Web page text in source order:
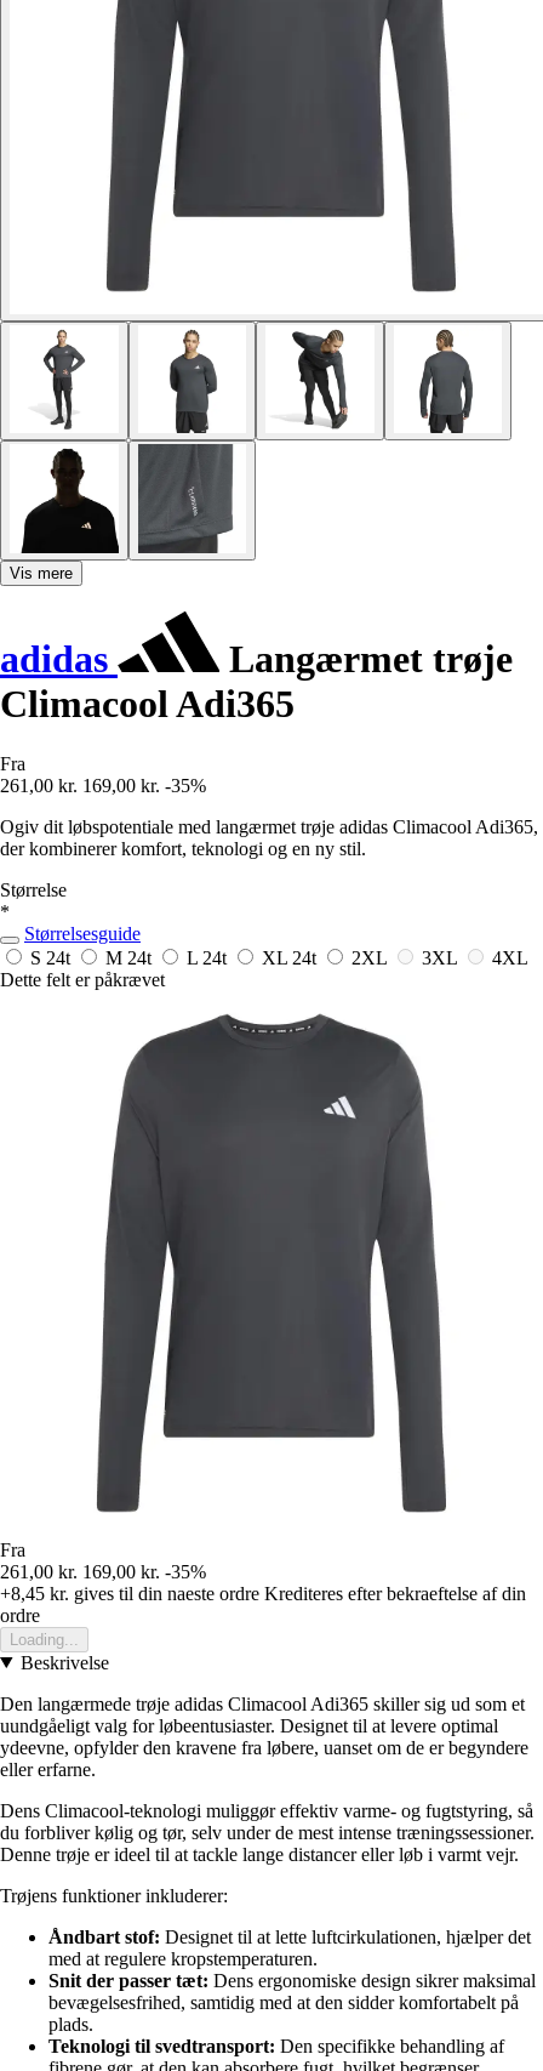
Vis mere
adidas
Langærmet trøje
Climacool Adi365
Fra
261,00 kr. 169,00 kr. -35%
Ogiv dit løbspotentiale med langærmet trøje adidas Climacool Adi365,
der kombinerer komfort, teknologi og en ny stil.
Størrelse
*
Størrelsesguide
S 24t M 24t L 24t XL 24t 2XL 3XL
4XL
Dette felt er påkrævet
Fra
261,00 kr. 169,00 kr. -35%
+8,45 kr. gives til din naeste ordre Krediteres efter bekraeftelse af din
ordre
Loading...
Beskrivelse
Den langærmede trøje adidas Climacool Adi365 skiller sig ud som et
uundgåeligt valg for løbeentusiaster. Designet til at levere optimal
ydeevne, opfylder den kravene fra løbere, uanset om de er begyndere
eller erfarne.
Dens Climacool-teknologi muliggør effektiv varme- og fugtstyring, så
du forbliver kølig og tør, selv under de mest intense træningssessioner.
Denne trøje er ideel til at tackle lange distancer eller løb i varmt vejr.
Trøjens funktioner inkluderer:
Åndbart stof: Designet til at lette luftcirkulationen, hjælper det
med at regulere kropstemperaturen.
Snit der passer tæt: Dens ergonomiske design sikrer maksimal
bevægelsesfrihed, samtidig med at den sidder komfortabelt på
plads.
Teknologi til svedtransport: Den specifikke behandling af